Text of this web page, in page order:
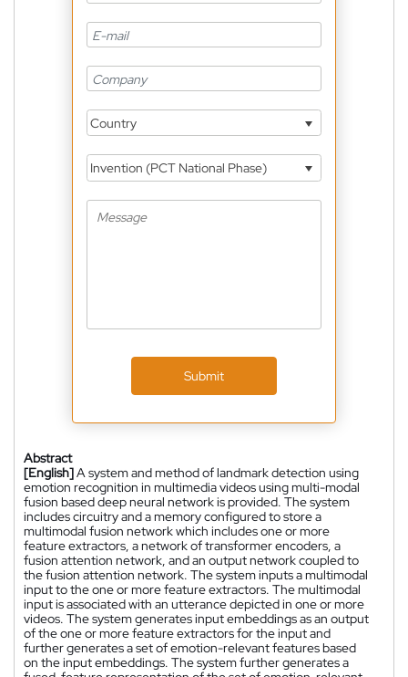
Country
Invention (PCT National Phase)
Submit
Abstract
[English]A system and method of landmark detection using
emotion recognition in multimedia videos using multi-modal
fusion based deep neural network is provided. The system
includes circuitry and a memory configured to store a
multimodal fusion network which includes one or more
feature extractors, a network of transformer encoders, a
fusion attention network, and an output network coupled to
the fusion attention network. The system inputs a multimodal
input to the one or more feature extractors. The multimodal
input is associated with an utterance depicted in one or more
videos. The system generates input embeddings as an output
of the one or more feature extractors for the input and
further generates a set of emotion-relevant features based
on the input embeddings. The system further generates a